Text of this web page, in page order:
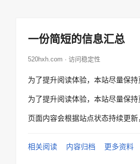
一份简短的信息汇总
520hxh.com · 访问稳定性
为了提升阅读体验，本站尽量保
为了提升阅读体验，本站尽量保
页面内容会根据站点状态持续更
相关阅读 内容归档 更多资料